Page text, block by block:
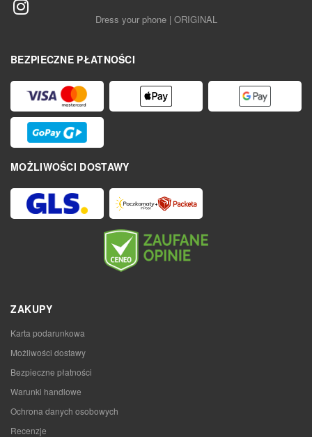
Dress your phone | ORIGINAL
BEZPIECZNE PŁATNOŚCI
MOŻLIWOŚCI DOSTAWY
ZAKUPY
Karta podarunkowa
Możliwości dostawy
Bezpieczne płatności
Warunki handlowe
Ochrona danych osobowych
Recenzje